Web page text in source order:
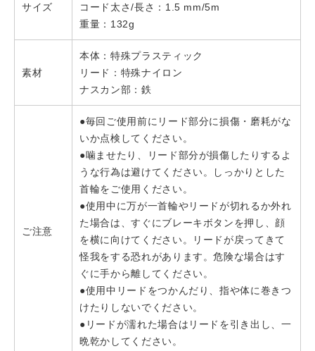
サイズ
コード太さ/長さ：1.5 mm/5m
重量：132g
素材
本体：特殊プラスティック
リード：特殊ナイロン
ナスカン部：鉄
ご注意
●毎回ご使用前にリード部分に損傷・磨耗がな
いか点検してください。
●噛ませたり、リード部分が損傷したりするよ
うな行為は避けてください。しっかりとした
首輪をご使用ください。
●使用中に万が一首輪やリードが切れるか外れ
た場合は、すぐにブレーキボタンを押し、顔
を横に向けてください。リードが戻ってきて
怪我をする恐れがあります。危険な場合はす
ぐに手から離してください。
●使用中リードをつかんだり、指や体に巻きつ
けたりしないでください。
●リードが濡れた場合はリードを引き出し、一
晩乾かしてください。